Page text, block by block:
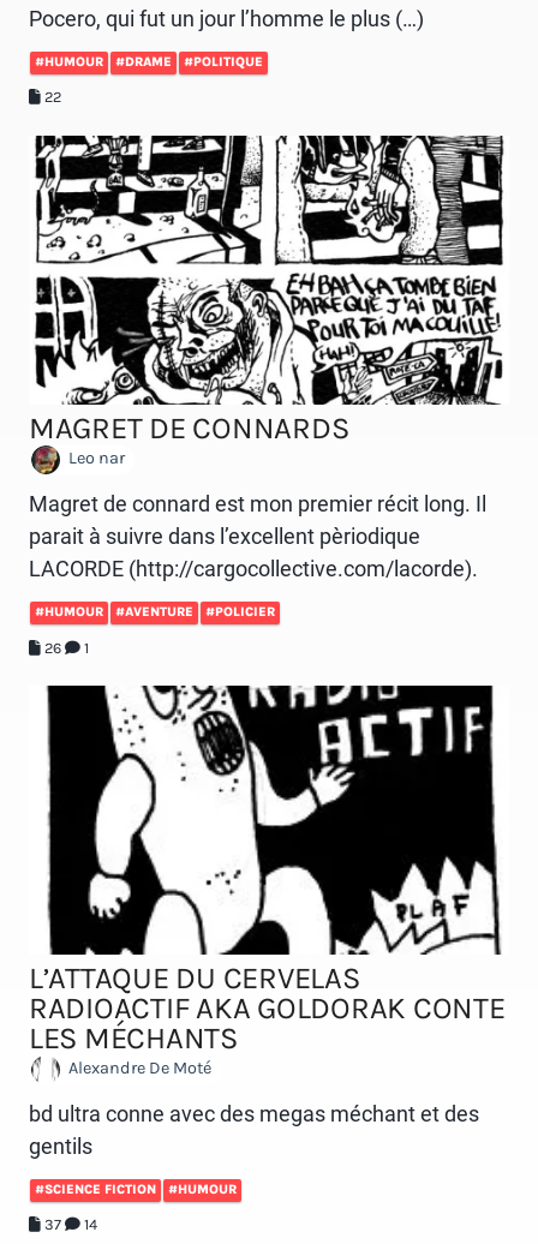
Pocero, qui fut un jour l’homme le plus (…)
#HUMOUR #DRAME #POLITIQUE
22
MAGRET DE CONNARDS
Leo nar
Magret de connard est mon premier récit long. Il
parait à suivre dans l’excellent pèriodique
LACORDE (http://cargocollective.com/lacorde).
#HUMOUR #AVENTURE #POLICIER
26 1
L’ATTAQUE DU CERVELAS
RADIOACTIF AKA GOLDORAK CONTE
LES MÉCHANTS
Alexandre De Moté
bd ultra conne avec des megas méchant et des
gentils
#SCIENCE FICTION #HUMOUR
37 14